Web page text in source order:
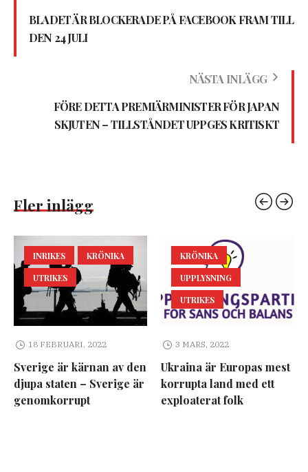
BLADET ÄR BLOCKERADE PÅ FACEBOOK FRAM TILL
DEN 24 JULI
NÄSTA INLÄGG
FÖRE DETTA PREMIÄRMINISTER FÖR JAPAN
SKJUTEN – TILLSTÅNDET UPPGES KRITISKT
Fler inlägg
INRIKES
KRÖNIKA
UTRIKES
18 FEBRUARI, 2022
Sverige är kärnan av den
djupa staten – Sverige är
genomkorrupt
KRÖNIKA
UPPLYSNING
UTRIKES
3 MARS, 2022
Ukraina är Europas mest
korrupta land med ett
exploaterat folk